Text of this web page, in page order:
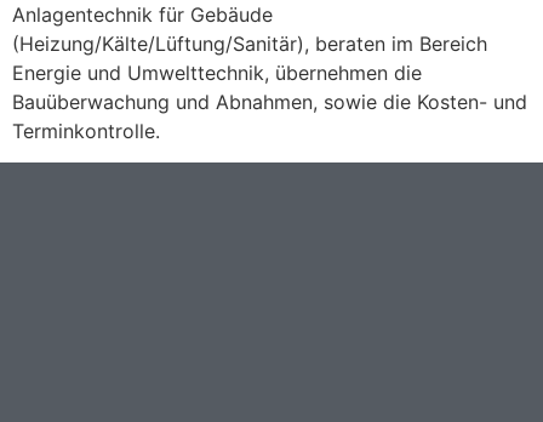
Anlagentechnik für Gebäude
(Heizung/Kälte/Lüftung/Sanitär), beraten im Bereich
Energie und Umwelttechnik, übernehmen die
Bauüberwachung und Abnahmen, sowie die Kosten- und
Terminkontrolle.